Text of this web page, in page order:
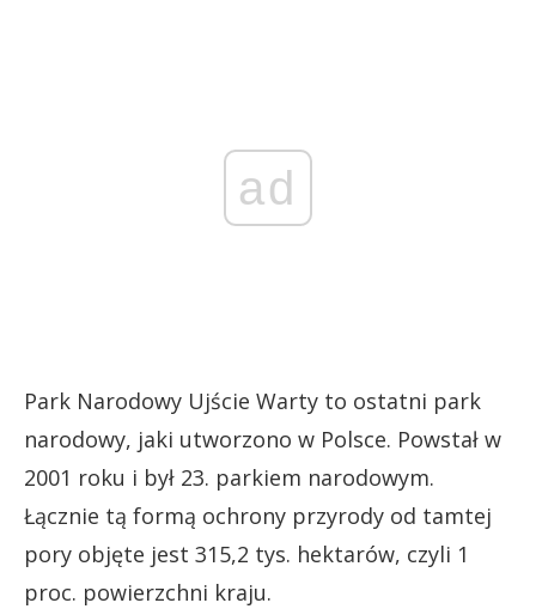
ad
Park Narodowy Ujście Warty to ostatni park
narodowy, jaki utworzono w Polsce. Powstał w
2001 roku i był 23. parkiem narodowym.
Łącznie tą formą ochrony przyrody od tamtej
pory objęte jest 315,2 tys. hektarów, czyli 1
proc. powierzchni kraju.